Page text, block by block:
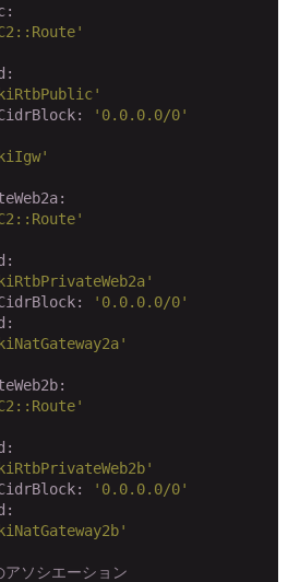
'0.0.0.0/0'
'0.0.0.0/0'
'0.0.0.0/0'
ソシエーション